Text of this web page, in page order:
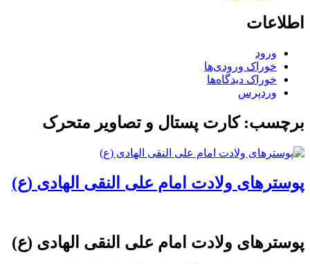
ورودی‌ها
دیدگاه‌ها
کارت پستال و تصاویر متحرک
ولادت امام علی النقی الهادی (ع)
ولادت امام علی النقی الهادی (ع)